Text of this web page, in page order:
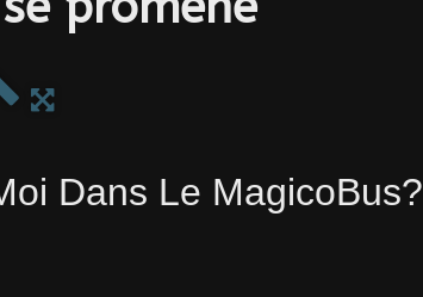
Dans Le MagicoBus?